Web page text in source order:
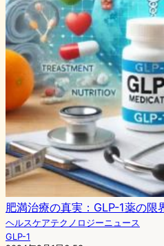
肥満治療の真実：GLP-1薬の限
ヘルスケアテクノロジーニュース
GLP-1